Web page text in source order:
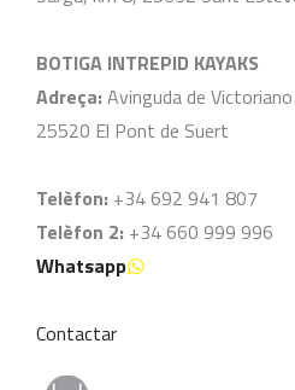
BOTIGA INTREPID KAYAKS
Adreça: Avinguda de
25520 El Pont de Suert
Telèfon: +34 692 941 807
Telèfon 2: +34 660 999 996
Whatsapp
Contactar